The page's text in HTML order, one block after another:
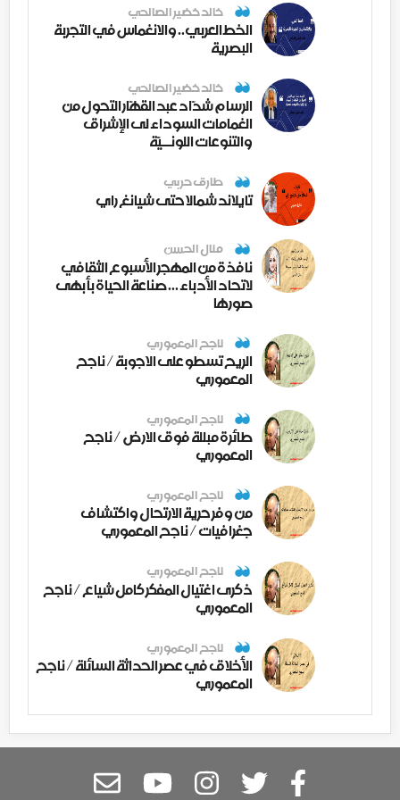
خالد خضير الصالحي
الخط العربي.. والانغماس في التجربة
البصرية
خالد خضير الصالحي
الرسام شدّاد عبد القهّار التحول من
الغمامات السوداء لى الإشراق
والتنوعات اللونــيّة
طارق حربي
تايلاند شمالا حتى شيانغ راي
منال الحسن
نافذة من المهجر الأسبوع الثقافي
لاتحاد الأدباء ... صناعة الحياة بأبهى
صورها
ناجح المعموري
الريح تسطو على الاجوبة / ناجح
المعموري
ناجح المعموري
طائرة مبللة فوق الارض / ناجح
المعموري
ناجح المعموري
من وفر حرية الارتحال واكتشاف
جغرافيات / ناجح المعموري
ناجح المعموري
ذكرى اغتيال المفكر كامل شياع / ناجح
المعموري
ناجح المعموري
الأخلاق في عصر الحداثة السائلة / ناجح
المعموري